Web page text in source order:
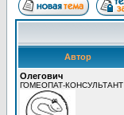
Автор
Олегович
ГОМЕОПАТ-КОНСУЛЬТАНТ